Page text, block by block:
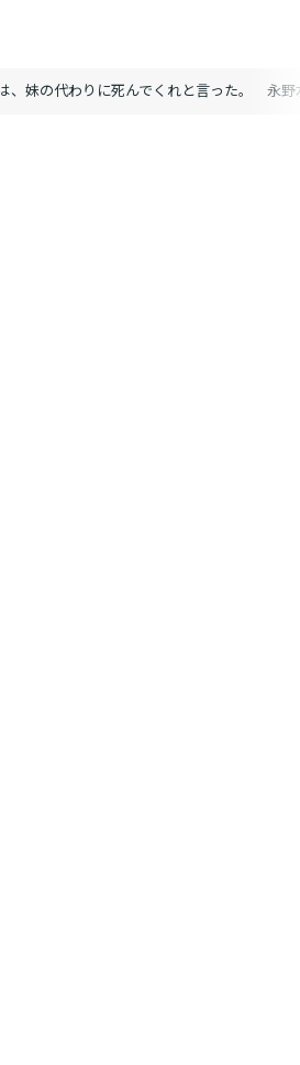
、妹の代わりに死んでくれと言った。 永